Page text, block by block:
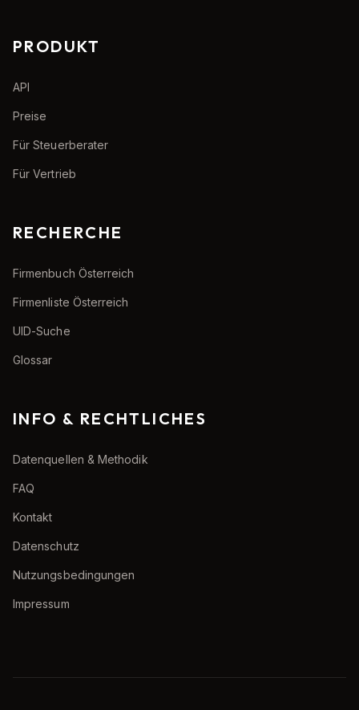
PRODUKT
API
Preise
Für Steuerberater
Für Vertrieb
RECHERCHE
Firmenbuch Österreich
Firmenliste Österreich
UID-Suche
Glossar
INFO & RECHTLICHES
Datenquellen & Methodik
FAQ
Kontakt
Datenschutz
Nutzungsbedingungen
Impressum